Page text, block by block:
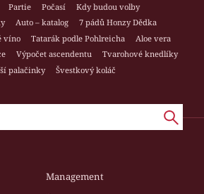
Partie Počasí
Kdy budou volby
Auto – katalog
7 pádů Honzy Dědka
víno Tatarák podle Pohlreicha
Aloe vera
Výpočet ascendentu
Tvarohové knedlíky
palačinky
Švestkový koláč
Management